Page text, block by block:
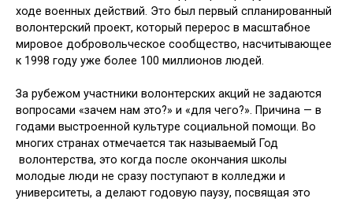
ходе военных действий. Это был первый спланиро­ванный
волонтерский проект, кото­рый перерос в масштабное
мировое добровольческое сообщество, насчи­тывающее
к 1998 году уже более 100 миллионов людей.
За рубежом участники волонтер­ских акций не задаются
вопросами «зачем нам это?» и «для чего?». Причи­на — в
годами выстроенной культуре социальной помощи. Во
многих стра­нах отмечается так называемый Год
волонтерства, это когда после окон­чания школы
молодые люди не сразу поступают в колледжи и
университеты, а делают годовую паузу, посвящая это